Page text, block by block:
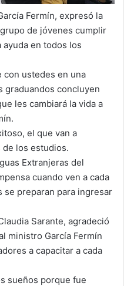
Fermín, expresó la
de jóvenes cumplir
ayuda en todos los
con ustedes en una
graduandos concluyen
les cambiará la vida a
el que van a
los estudios.
Extranjeras del
cuando ven a cada
preparan para ingresar
Sarante, agradeció
ministro García Fermín
a capacitar a cada
sueños porque fue